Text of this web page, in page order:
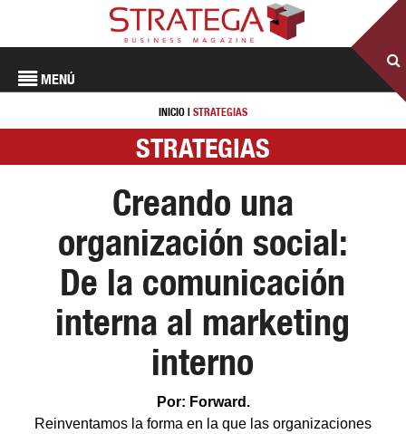
MENÚ
INICIO | STRATEGIAS
STRATEGIAS
Creando una
organización social:
De la comunicación
interna al marketing
interno
Por: Forward.
Reinventamos la forma en la que las organizaciones